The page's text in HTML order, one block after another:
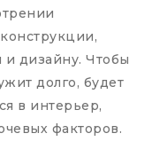
и дизайну. Чтобы
долго, будет
в интерьер,
факторов.